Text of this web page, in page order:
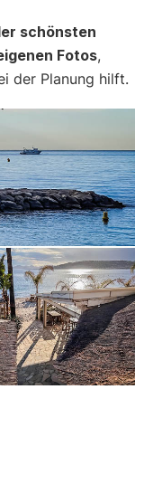
schönsten
Fotos,
der Planung hilft.